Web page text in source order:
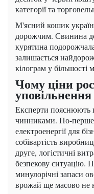
категорії та
М'ясний кошик
дорожчим. Свинина
курятина
залишається
кілограм у більшості
Чому ціни
уповільнення
Експерти пояснюють
чинниками. По-перше,
електроенергії для
собівартість
друге, логістичні
безпекову ситуацію.
минулорічні запаси
врожай ще масово не